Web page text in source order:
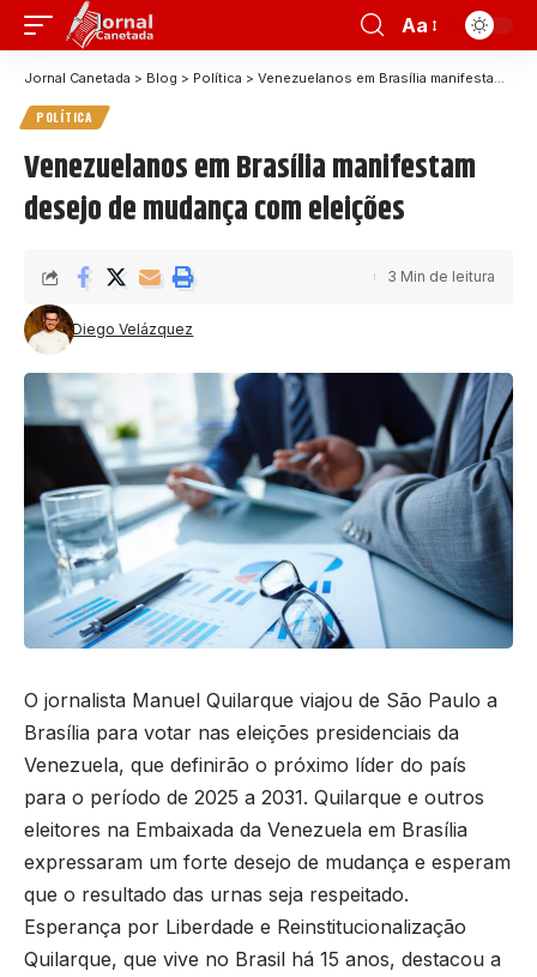
Aa
Jornal Canetada > Blog > Política > Venezuelanos em Brasília manifestam desejo de mudança com eleições
POLÍTICA
Venezuelanos em Brasília manifestam
desejo de mudança com eleições
Diego Velázquez
3 Min de leitura
O jornalista Manuel Quilarque viajou de São Paulo a
Brasília para votar nas eleições presidenciais da
Venezuela, que definirão o próximo líder do país
para o período de 2025 a 2031. Quilarque e outros
eleitores na Embaixada da Venezuela em Brasília
expressaram um forte desejo de mudança e esperam
que o resultado das urnas seja respeitado.
Esperança por Liberdade e Reinstitucionalização
Quilarque, que vive no Brasil há 15 anos, destacou a